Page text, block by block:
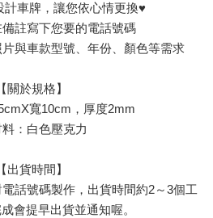
計車牌，讓您依心情更換♥
備註寫下您要的電話號碼
片與車款型號、年份、顏色等需求
【關於規格】
寬10cm，厚度2mm
料：白色壓克力
【出貨時間】
電話號碼製作，出貨時間約2～3個工
會提早出貨並通知喔。